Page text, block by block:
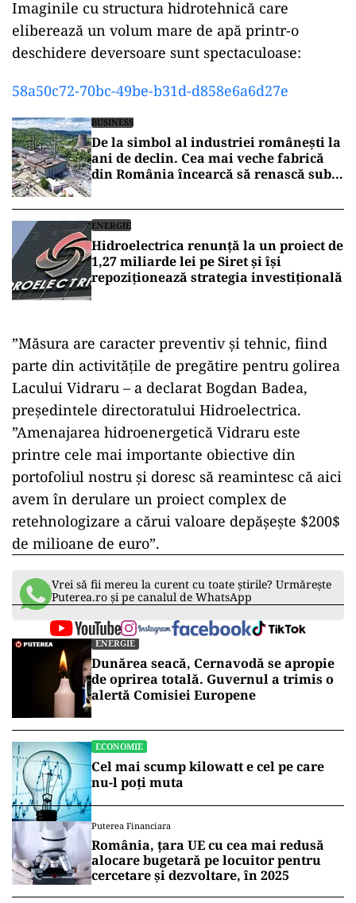
Imaginile cu structura hidrotehnică care
eliberează un volum mare de apă printr-o
deschidere deversoare sunt spectaculoase:
58a50c72-70bc-49be-b31d-d858e6a6d27e
BUSINESS
De la simbol al industriei românești la
ani de declin. Cea mai veche fabrică
din România încearcă să renască sub
ENERGIE
Hidroelectrica renunță la un proiect de
1,27 miliarde lei pe Siret și își
repoziționează strategia investițională
”Măsura are caracter preventiv și tehnic, fiind
parte din activitățile de pregătire pentru golirea
Lacului Vidraru – a declarat Bogdan Badea,
președintele directoratului Hidroelectrica.
”Amenajarea hidroenergetică Vidraru este
printre cele mai importante obiective din
portofoliul nostru și doresc să reamintesc că aici
avem în derulare un proiect complex de
retehnologizare a cărui valoare depășește $200$
de milioane de euro”.
Vrei să fii mereu la curent cu toate știrile? Urmărește
Puterea.ro și pe canalul de WhatsApp
ENERGIE
Dunărea seacă, Cernavodă se apropie
de oprirea totală. Guvernul a trimis o
alertă Comisiei Europene
ECONOMIE
Cel mai scump kilowatt e cel pe care
nu-l poți muta
Puterea Financiara
România, țara UE cu cea mai redusă
alocare bugetară pe locuitor pentru
cercetare și dezvoltare, în 2025